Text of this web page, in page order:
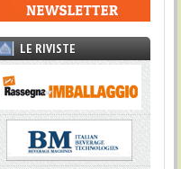
LE RIVISTE